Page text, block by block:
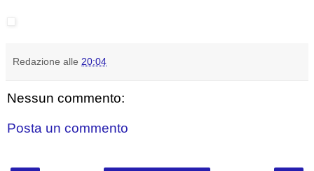
Redazione alle 20:04
Nessun commento:
Posta un commento